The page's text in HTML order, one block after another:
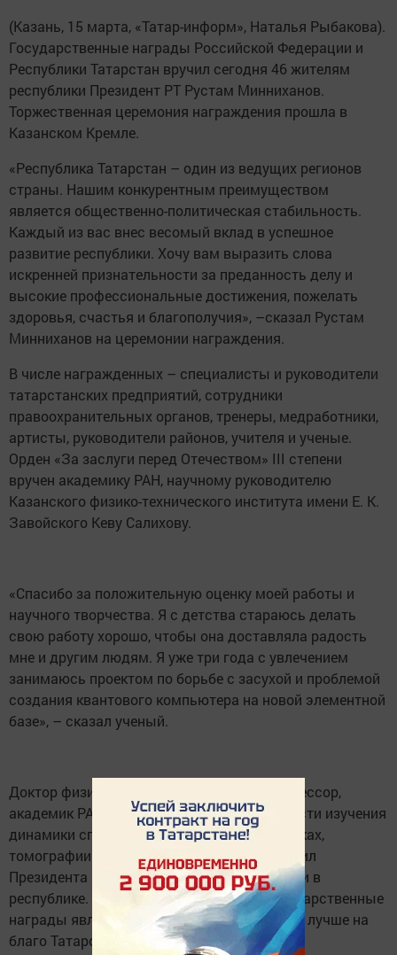
(Казань, 15 марта, «Татар-информ», Наталья Рыбакова).
Государственные награды Российской Федерации и
Республики Татарстан вручил сегодня 46 жителям
республики Президент РТ Рустам Минниханов.
Торжественная церемония награждения прошла в
Казанском Кремле.
«Республика Татарстан – один из ведущих регионов
страны. Нашим конкурентным преимуществом
является общественно-политическая стабильность.
Каждый из вас внес весомый вклад в успешное
развитие республики. Хочу вам выразить слова
искренней признательности за преданность делу и
высокие профессиональные достижения, пожелать
здоровья, счастья и благополучия», –сказал Рустам
Минниханов на церемонии награждения.
В числе награжденных – специалисты и руководители
татарстанских предприятий, сотрудники
правоохранительных органов, тренеры, медработники,
артисты, руководители районов, учителя и ученые.
Орден «За заслуги перед Отечеством» III степени
вручен академику РАН, научному руководителю
Казанского физико-технического института имени Е. К.
Завойского Кеву Салихову.
«Спасибо за положительную оценку моей работы и
научного творчества. Я с детства стараюсь делать
свою работу хорошо, чтобы она доставляла радость
мне и другим людям. Я уже три года с увлечением
занимаюсь проектом по борьбе с засухой и проблемой
создания квантового компьютера на новой элементной
базе», – сказал ученый.
Доктор физико-математических наук, профессор,
академик РАН, ведущий специалист в области изучения
динамики спиновых систем в парамагнетиках,
томографии и нанолитографии поблагодарил
Президента РТ за поддержку ученых и науки в
республике. Кев Салихов считает, что государственные
награды являются стимулом работать еще лучше на
благо Татарстана.